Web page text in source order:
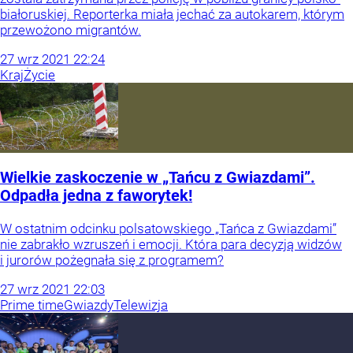
białoruskiej. Reporterka miała jechać za autokarem, którym
przewożono migrantów.
27 wrz 2021 22:24
KrajŻycie
Wielkie zaskoczenie w „Tańcu z Gwiazdami”.
Odpadła jedna z faworytek!
W ostatnim odcinku polsatowskiego „Tańca z Gwiazdami”
nie zabrakło wzruszeń i emocji. Która para decyzją widzów
i jurorów pożegnała się z programem?
27 wrz 2021 22:03
Prime timeGwiazdyTelewizja